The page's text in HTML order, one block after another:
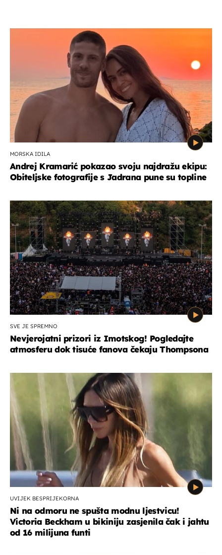
MORSKA IDILA
Andrej Kramarić pokazao svoju najdražu ekipu:
Obiteljske fotografije s Jadrana pune su topline
SVE JE SPREMNO
Nevjerojatni prizori iz Imotskog! Pogledajte
atmosferu dok tisuće fanova čekaju Thompsona
UVIJEK BESPRIJEKORNA
Ni na odmoru ne spušta modnu ljestvicu!
Victoria Beckham u bikiniju zasjenila čak i jahtu
od 16 milijuna funti